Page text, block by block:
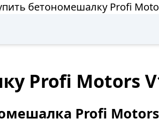
бетономешалку Profi
Profi Motors
Profi Motors